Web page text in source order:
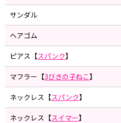
サンダル
ヘアゴム
ピアス【スパンク】
マフラー【3びきの子ねこ】
ネックレス【スパンク】
ネックレス【スイマー】